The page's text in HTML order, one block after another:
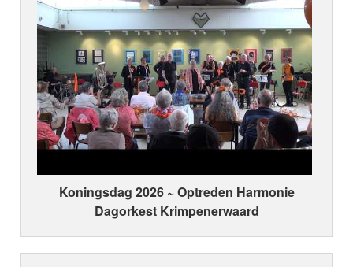
Koningsdag 2026 ~ Optreden Harmonie
Dagorkest Krimpenerwaard